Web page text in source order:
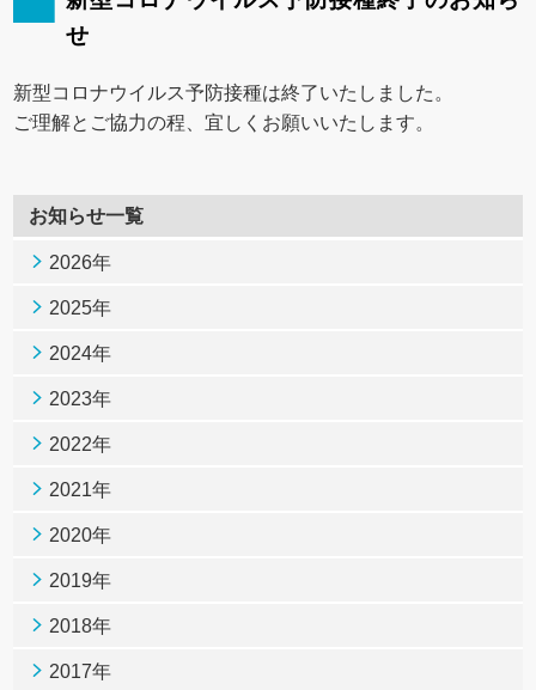
せ
新型コロナウイルス予防接種は終了いたしました。
ご理解とご協力の程、宜しくお願いいたします。
お知らせ一覧
2026年
2025年
2024年
2023年
2022年
2021年
2020年
2019年
2018年
2017年